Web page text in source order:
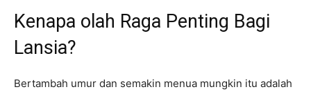
Kenapa olah Raga Penting Bagi
Lansia?
Bertambah umur dan semakin menua mungkin itu adalah